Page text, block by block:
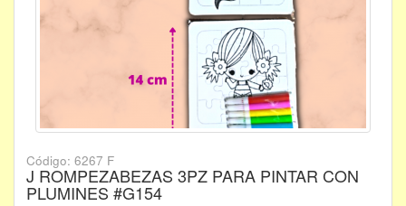
Código: 6267 F
J ROMPEZABEZAS 3PZ PARA PINTAR CON
PLUMINES #G154